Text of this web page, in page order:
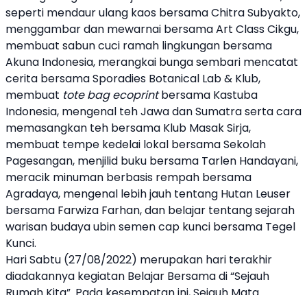
seperti mendaur ulang kaos bersama Chitra Subyakto,
menggambar dan mewarnai bersama Art Class Cikgu,
membuat sabun cuci ramah lingkungan bersama
Akuna Indonesia, merangkai bunga sembari mencatat
cerita bersama Sporadies Botanical Lab & Klub,
membuat tote bag ecoprintbersama Kastuba
Indonesia, mengenal teh Jawa dan Sumatra serta cara
memasangkan teh bersama Klub Masak Sirja,
membuat tempe kedelai lokal bersama Sekolah
Pagesangan, menjilid buku bersama Tarlen Handayani,
meracik minuman berbasis rempah bersama
Agradaya, mengenal lebih jauh tentang Hutan Leuser
bersama Farwiza Farhan, dan belajar tentang sejarah
warisan budaya ubin semen cap kunci bersama Tegel
Kunci.
Hari Sabtu (27/08/2022) merupakan hari terakhir
diadakannya kegiatan Belajar Bersama di “Sejauh